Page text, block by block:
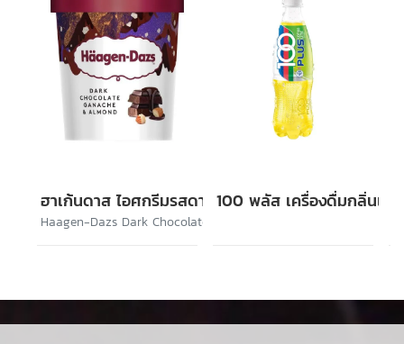
ฮาเก้นดาส ไอศกรีมรสดาร์กช็อกโกแล็ตและอัลมอนด์
Haagen-Dazs Dark Chocolate Ganache & Almond
100 พลัส เครื่องดื่มกลิ่นเล